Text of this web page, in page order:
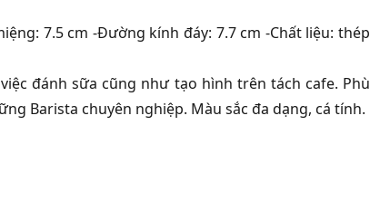
7.5 cm -Đường kính đáy: 7.7 cm -Chất liệu: thép
đánh sữa cũng như tạo hình trên tách cafe. Phù
Barista chuyên nghiệp. Màu sắc đa dạng, cá tính.